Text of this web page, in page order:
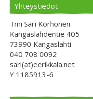
Yhteystiedot
Tmi Sari Korhonen
Kangaslahdentie 405
73990 Kangaslahti
040 708 0092
sari(at)eerikkala.net
Y 1185913-6